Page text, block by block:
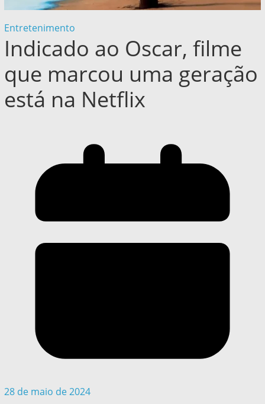
Entretenimento
Indicado ao Oscar, filme
que marcou uma geração
está na Netflix
28 de maio de 2024